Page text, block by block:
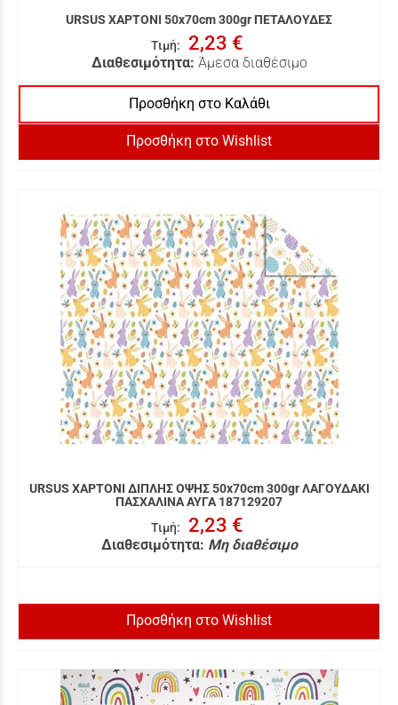
URSUS ΧΑΡΤΟΝΙ 50x70cm 300gr ΠΕΤΑΛΟΥΔΕΣ
Τιμή: 2,23 €
Διαθεσιμότητα: Άμεσα διαθέσιμο
Προσθήκη στο Καλάθι
Προσθήκη στο Wishlist
URSUS ΧΑΡΤΟΝΙ ΔΙΠΛΗΣ ΟΨΗΣ 50x70cm 300gr ΛΑΓΟΥΔΑΚΙ
ΠΑΣΧΑΛΙΝΑ ΑΥΓΑ 187129207
Τιμή: 2,23 €
Διαθεσιμότητα: Μη διαθέσιμο
Προσθήκη στο Wishlist